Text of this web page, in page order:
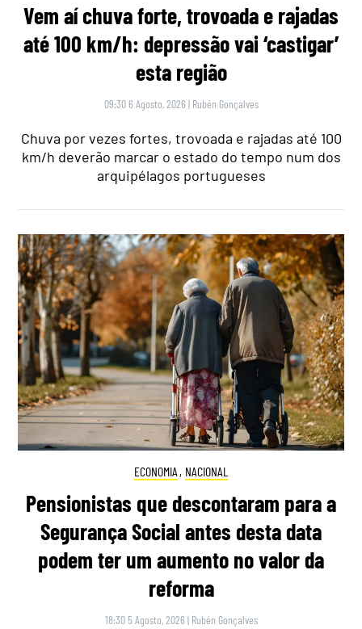
Vem aí chuva forte, trovoada e rajadas
até 100 km/h: depressão vai ‘castigar’
esta região
09:30 6 Agosto, 2026 | Rubén Gonçalves
Chuva por vezes fortes, trovoada e rajadas até 100
km/h deverão marcar o estado do tempo num dos
arquipélagos portugueses
ECONOMIA , NACIONAL
Pensionistas que descontaram para a
Segurança Social antes desta data
podem ter um aumento no valor da
reforma
18:30 5 Agosto, 2026 | Rubén Gonçalves